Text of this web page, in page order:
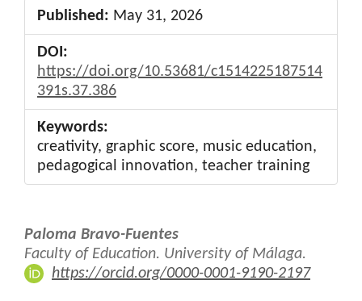
Published: May 31, 2026
DOI:
https://doi.org/10.53681/c1514225187514
391s.37.386
Keywords:
creativity, graphic score, music education,
pedagogical innovation, teacher training
Main
Article
Content
Paloma Bravo-Fuentes
Faculty of Education. University of Málaga.
https://orcid.org/0000-0001-9190-2197